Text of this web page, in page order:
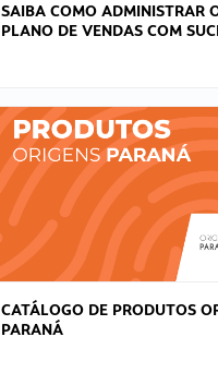
SAIBA COMO ADMINISTRAR
PLANO DE VENDAS COM
CATÁLOGO DE PRODUTOS
PARANÁ